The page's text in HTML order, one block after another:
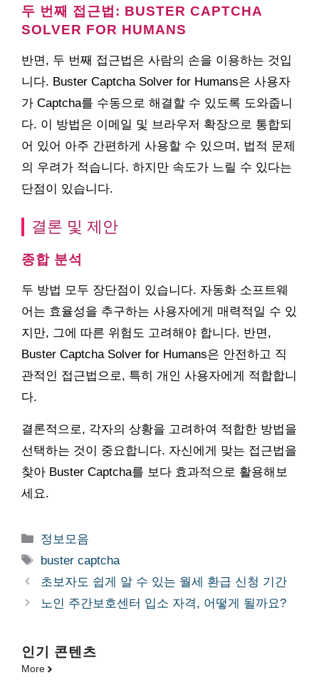
두 번째 접근법: BUSTER CAPTCHA
SOLVER FOR HUMANS
반면, 두 번째 접근법은 사람의 손을 이용하는 것입
니다. Buster Captcha Solver for Humans은 사용자
가 Captcha를 수동으로 해결할 수 있도록 도와줍니
다. 이 방법은 이메일 및 브라우저 확장으로 통합되
어 있어 아주 간편하게 사용할 수 있으며, 법적 문제
의 우려가 적습니다. 하지만 속도가 느릴 수 있다는
단점이 있습니다.
결론 및 제안
종합 분석
두 방법 모두 장단점이 있습니다. 자동화 소프트웨
어는 효율성을 추구하는 사용자에게 매력적일 수 있
지만, 그에 따른 위험도 고려해야 합니다. 반면,
Buster Captcha Solver for Humans은 안전하고 직
관적인 접근법으로, 특히 개인 사용자에게 적합합니
다.
결론적으로, 각자의 상황을 고려하여 적합한 방법을
선택하는 것이 중요합니다. 자신에게 맞는 접근법을
찾아 Buster Captcha를 보다 효과적으로 활용해보
세요.
카
테
리
정보모음
태
그
buster captcha
초보자도 쉽게 알 수 있는 월세 환급 신청 기간
노인 주간보호센터 입소 자격, 어떻게 될까요?
인기 콘텐츠
More